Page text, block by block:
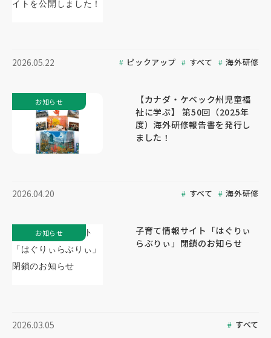
2026.05.22 ピックアップ すべて 海外研修
【カナダ・ケベック州児童福
祉に学ぶ】 第50回（2025年
度）海外研修報告書を発行し
ました！
2026.04.20 すべて 海外研修
お知らせ
子育て情報サイト「はぐりぃ
らぶりぃ」閉鎖のお知らせ
2026.03.05 すべて
お知らせ